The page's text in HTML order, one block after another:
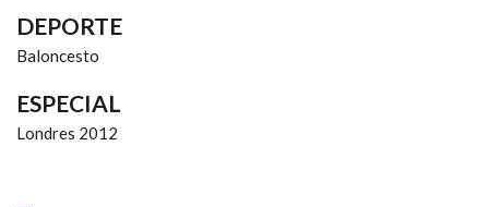
DEPORTE
Baloncesto
ESPECIAL
Londres 2012